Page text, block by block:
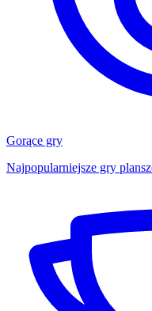
Gorące gry
Najpopularniejsze gry